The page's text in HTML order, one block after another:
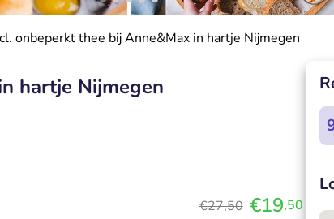
onbeperkt thee bij Anne&Max in hartje Nijmegen
hartje Nijmegen
€27,50 €19,50